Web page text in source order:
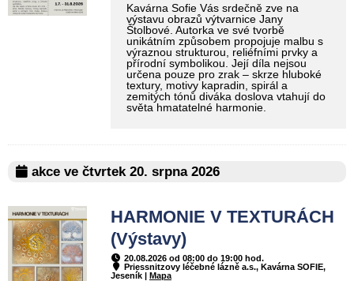
Kavárna Sofie Vás srdečně zve na
výstavu obrazů výtvarnice Jany
Štolbové. Autorka ve své tvorbě
unikátním způsobem propojuje malbu s
výraznou strukturou, reliéfními prvky a
přírodní symbolikou. Její díla nejsou
určena pouze pro zrak – skrze hluboké
textury, motivy kapradin, spirál a
zemitých tónů diváka doslova vtahují do
světa hmatatelné harmonie.
akce ve čtvrtek 20. srpna 2026
HARMONIE V TEXTURÁCH
(Výstavy)
20.08.2026 od 08:00 do 19:00 hod.
Priessnitzovy léčebné lázně a.s., Kavárna SOFIE,
Jeseník | Mapa